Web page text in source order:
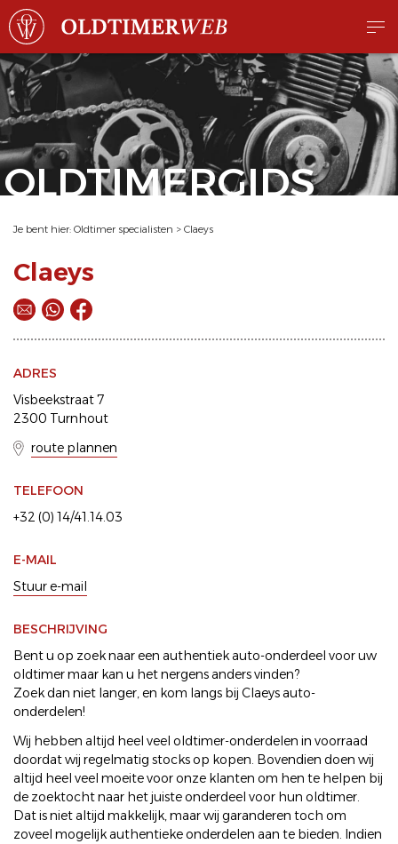
OLDTIMERGIDS
Je bent hier: Oldtimer specialisten > Claeys
Claeys
ADRES
Visbeekstraat 7
2300 Turnhout
route plannen
TELEFOON
+32 (0) 14/41.14.03
E-MAIL
Stuur e-mail
BESCHRIJVING
Bent u op zoek naar een authentiek auto-onderdeel voor uw
oldtimer maar kan u het nergens anders vinden?
Zoek dan niet langer, en kom langs bij Claeys auto-
onderdelen!
Wij hebben altijd heel veel oldtimer-onderdelen in voorraad
doordat wij regelmatig stocks op kopen. Bovendien doen wij
altijd heel veel moeite voor onze klanten om hen te helpen bij
de zoektocht naar het juiste onderdeel voor hun oldtimer.
Dat is niet altijd makkelijk, maar wij garanderen toch om
zoveel mogelijk authentieke onderdelen aan te bieden. Indien